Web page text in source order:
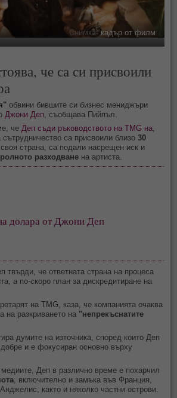
Снимка:кадър от филм
че са си присвоили
обвини бившите си бизнес мениджъри
Джони Деп , съобщава Пийпъл.
че Деп съди ръководството на TMG на
сътрудничество са присвоили близо 30
своя страна, са подали насрещен иск и
разходване на артиста.
долара от Джони Деп
твърди, че ответната страна на процеса
а по-скоро план за дискредитиране на
на TMG, каза, че компанията очаква
на разкриването на "непрекъснатите
думите на източника, според които Деп
и е фокусиран основно върху
Деп в различно време е похарчил
, включително и замъка във Франция,
както и няколко частни острови.